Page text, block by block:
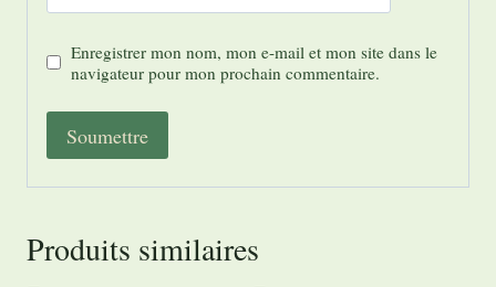
Enregistrer mon nom, mon e-mail et mon site dans le
navigateur pour mon prochain commentaire.
Produits similaires